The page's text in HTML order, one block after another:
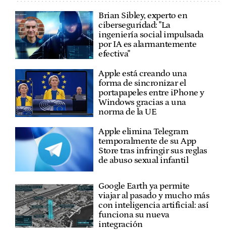
Brian Sibley, experto en
ciberseguridad: "La
ingeniería social impulsada
por IA es alarmantemente
efectiva"
Apple está creando una
forma de sincronizar el
portapapeles entre iPhone y
Windows gracias a una
norma de la UE
Apple elimina Telegram
temporalmente de su App
Store tras infringir sus reglas
de abuso sexual infantil
Google Earth ya permite
viajar al pasado y mucho más
con inteligencia artificial: así
funciona su nueva
integración